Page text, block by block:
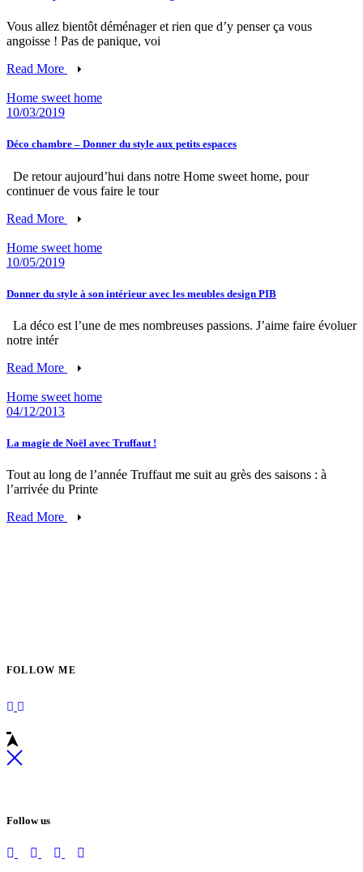
Vous allez bientôt déménager et rien que d’y penser ça vous
angoisse ! Pas de panique, voi
Read More
Home sweet home
10/03/2019
Déco chambre – Donner du style aux petits espaces
De retour aujourd’hui dans notre Home sweet home, pour
continuer de vous faire le tour
Read More
Home sweet home
10/05/2019
Donner du style à son intérieur avec les meubles design PIB
La déco est l’une de mes nombreuses passions. J’aime faire évoluer
notre intér
Read More
Home sweet home
04/12/2013
La magie de Noël avec Truffaut !
Tout au long de l’année Truffaut me suit au grès des saisons : à
l’arrivée du Printe
Read More
FOLLOW ME
Follow us